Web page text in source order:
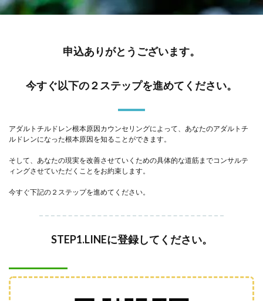
申込ありがとうございます。
今すぐ以下の２ステップを進めてください。
アダルトチルドレン根本原因カウンセリングによって、あなたのアダルトチ
ルドレンになった根本原因を知ることができます。
そして、あなたの現実を改善させていくための具体的な道筋までコンサルテ
ィングさせていただくことをお約束します。
今すぐ下記の２ステップを進めてください。
STEP1.LINEに登録してください。